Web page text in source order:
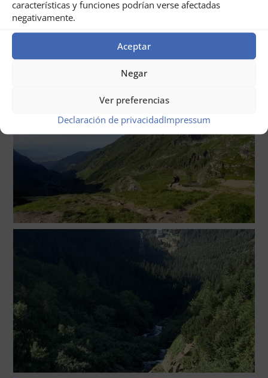
características y funciones podrían verse afectadas
negativamente.
Aceptar
Negar
Ver preferencias
Declaración de privacidadImpressum